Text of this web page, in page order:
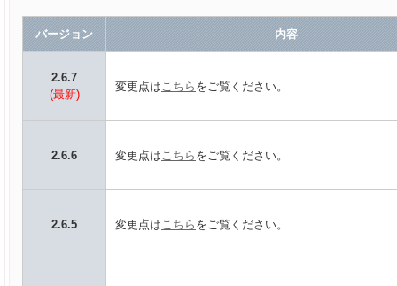
バージョン 内容
2.6.7
(最新)
変更点はこちら をご覧ください。
2.6.6 変更点はこちら をご覧ください。
2.6.5 変更点はこちら をご覧ください。